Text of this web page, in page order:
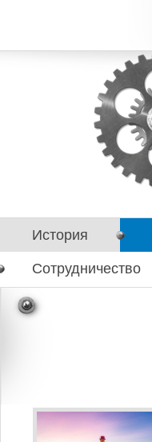
История
Сотрудничество